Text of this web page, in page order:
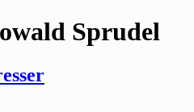
Sprudel